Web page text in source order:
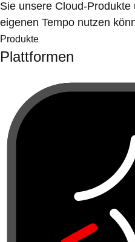
Sie unsere Cloud-
eigenen Tempo nutzen
Produkte
Plattformen